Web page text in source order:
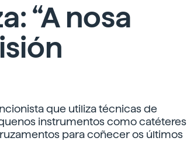
“A nosa
que utiliza técnicas de
instrumentos como catéteres
para coñecer os últimos